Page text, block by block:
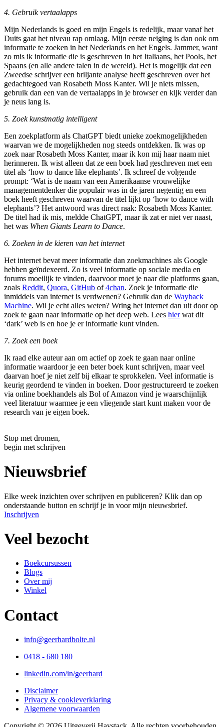
4. Gebruik vertaalapps
Mijn Nederlands is goed en mijn Engels is redelijk, maar vanaf het
Duits gaat het niveau rap omlaag. Mijn eerste neiging is dan ook om
informatie te zoeken in het Nederlands en het Engels. Jammer, want
zo mis ik informatie die is geschreven in het Italiaans, het Pools, het
Spaans (en alle andere talen in de wereld). Het is mogelijk dat een
Zweedse schrijver een briljante analyse heeft geschreven over het
gedachtegoed van Rosabeth Moss Kanter. Wil je niets missen,
gebruik dan een van de vertaalapps in je browser en kijk verder dan
je neus lang is.
5. Zoek kunstmatig intelligent
Een zoekplatform als ChatGPT biedt unieke zoekmogelijkheden
waarvan we de mogelijkheden nog steeds ontdekken. Ik was op
zoek naar Rosabeth Moss Kanter, maar ik kon mij haar naam niet
herinneren. Ik wist alleen dat ze een boek had geschreven met een
titel als ‘how to dance like elephants’. Ik schreef de volgende
prompt: ‘Wat is de naam van een Amerikaanse vrouwelijke
managementdenker die populair was in de jaren negentig en een
boek heeft geschreven waarvan de titel lijkt op ‘how to dance with
elephants’? Het antwoord was direct raak: Rosabeth Moss Kanter.
De titel had ik mis, meldde ChatGPT, maar ik zat er niet ver naast,
het was When Giants Learn to Dance.
6. Zoeken in de kieren van het internet
Het internet bevat meer informatie dan zoekmachines als Google
hebben geïndexeerd. Zo is veel informatie op sociale media en
forums moeilijk te vinden, daarvoor moet je naar die platforms gaan,
zoals Reddit, Quora, GitHub of4chan. Zoek je informatie die
inmiddels van internet is verdwenen? Gebruik dan de Wayback
Machine. Wil je echt alles weten? Wring het internet dan uit door op
zoek te gaan naar informatie op het deep web. Lees hierwat dit
‘dark’ web is en hoe je er informatie kunt vinden.
7. Zoek een boek
Ik raad elke auteur aan om actief op zoek te gaan naar online
informatie waardoor je een beter boek kunt schrijven, maar veel
daarvan hoef je niet zelf bij elkaar te sprokkelen. Veel informatie is
keurig geordend te vinden in boeken. Door gestructureerd te zoeken
via online boekhandels als Bol of Amazon vind je waarschijnlijk
veel literatuur waarmee je een vliegende start kunt maken voor de
research van je eigen boek.
Stop met dromen,
begin met schrijven
Nieuwsbrief
Elke week inzichten over schrijven en publiceren? Klik dan op
onderstaande button en schrijf je in voor mijn nieuwsbrief.
Inschrijven
Veel bezocht
Boekcursussen
Blogs
Over mij
Winkel
Contact
info@geerhardbolte.nl
0418 - 680 180
linkedin.com/in/geerhard
Disclaimer
Privacy & cookieverklaring
Algemene voorwaarden